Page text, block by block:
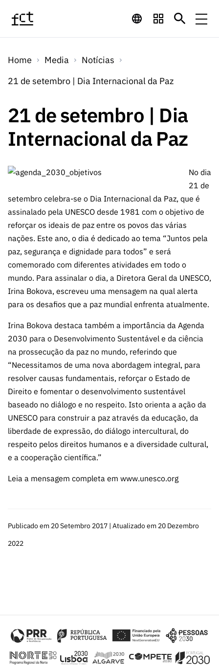
Financiamento
Programas de
Internacional
Prémios
LINKS
Bolsas
Computaç
ão
Científico
I&D
Instituiçõ
es de I&D
Infraestru
turas
Outros
Apoios
Concursos
Concursos
Concursos Abertos
Concursos Previstos
Concursos FCT 2026
LINKS
RÁPIDOS
Científico
Projetos
I&D
Instituiçõ
Infraestru
turas
Prémios
Outros
Apoios
Serviços
ServiçosServiços digitais:
Tecnologia para o
Conhecimento
Arquivo, Documentação
e Informação
Acesso a dados
estatísticos para fins
científicos – Protocolo
INE/DGEEC/FCT
Balcão da Ciência
Media
Notas de Imprensa
Newsletter
Agenda
Publicações
RÁPIDOS
Media e
Identidade
Subscrever
Newsletter
Subscrever
Direct Mail
Concursos
FCT
90 Segundos
de Ciência
Subscrever
Direct Mail
de
Concursos
Comunicado
s
Sobre
SobreA FCT
Transparência
Estudos e Planeamento
Estratégico
Apoios Comunitários
Contactos
LINKS
RÁPIDOS
A FCT em
Números
ão,
Certificaç
ão e
Benefícios
Fiscais
Recrutam
ento,
Aquisição
de
Serviços e
Parcerias
Consultas
públicas
Interesse
digitais da
“Ciência +
“Ciência +
ão”
Home Media
Notícias
21 de setembro | Dia Internacional da Paz
21 de setembro | Dia
Internacional da Paz
No dia
21 de
setembro celebra-se o Dia Internacional da Paz, que é
assinalado pela UNESCO desde 1981 com o objetivo de
reforçar os ideais de paz entre os povos das várias
nações. Este ano, o dia é dedicado ao tema “Juntos pela
paz, segurança e dignidade para todos” e será
comemorado com diferentes atividades em todo o
mundo. Para assinalar o dia, a Diretora Geral da UNESCO,
Irina Bokova, escreveu uma mensagem na qual alerta
para os desafios que a paz mundial enfrenta atualmente.
Irina Bokova destaca também a importância da Agenda
2030 para o Desenvolvimento Sustentável e da ciência
na prossecução da paz no mundo, referindo que
“Necessitamos de uma nova abordagem integral, para
resolver causas fundamentais, reforçar o Estado de
Direito e fomentar o desenvolvimento sustentável
baseado no diálogo e no respeito. Isto orienta a ação da
UNESCO para construir a paz através da educação, da
liberdade de expressão, do diálogo intercultural, do
respeito pelos direitos humanos e a diversidade cultural,
e a cooperação científica.”
Leia a mensagem completa em www.unesco.org
Publicado em 20 Setembro 2017 | Atualizado em 20 Dezembro
2022